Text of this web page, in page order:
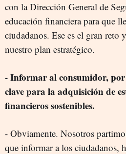
con la Dirección General de
educación financiera para que
ciudadanos. Ese es el gran reto
nuestro plan estratégico.
- Informar al consumidor,
clave para la adquisición de
financieros sostenibles.
- Obviamente. Nosotros
que informar a los ciudadanos,